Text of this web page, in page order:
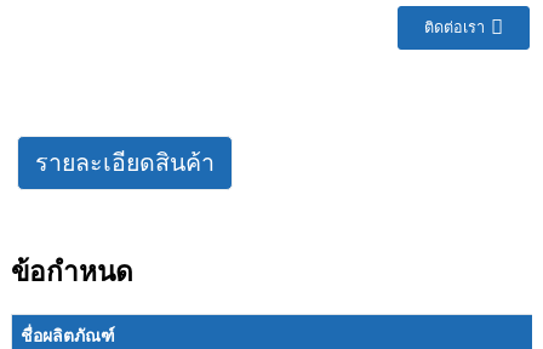
ติดต่อเรา
รายละเอียดสินค้า
ข้อกำหนด
ชื่อผลิตภัณฑ์